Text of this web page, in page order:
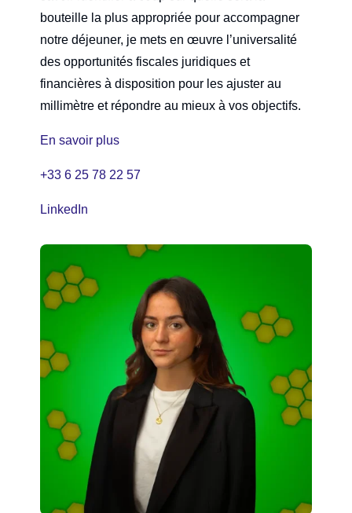
bouteille la plus appropriée pour accompagner
notre déjeuner, je mets en œuvre l’universalité
des opportunités fiscales juridiques et
financières à disposition pour les ajuster au
millimètre et répondre au mieux à vos objectifs.
En savoir plus
+33 6 25 78 22 57
LinkedIn